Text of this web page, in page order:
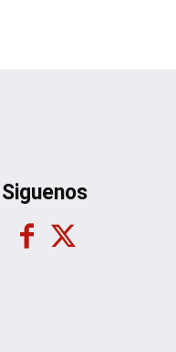
Siguenos